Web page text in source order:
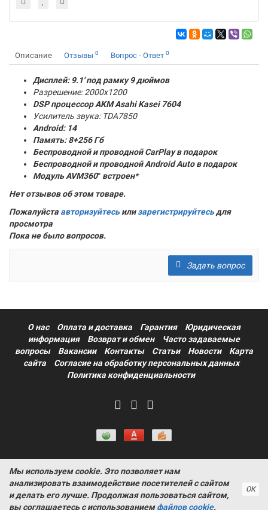
Описание Отзывы 0 Вопрос - Ответ 0
Дисплей: 9.1' под рамку 9 дюймов
Разрешение: 2000x1200
DSP процессор AKM Asahi Kasei 7604
Усилитель звука: TDA7850
Android: 14
Память:8+256 Гб
Беспроводной и проводной CarPlay в подарок
Беспроводной и проводной Android Auto в подарок
Модуль AVM360° встроен*
Нет отзывов об этом товаре.
Пожалуйста авторизуйтесьилизарегистрируйтесьдля
просмотра
Пока не было вопросов.
Задать вопрос
О нас Оплата и доставка Гарантия
Юридическая
информация
Возврат и обмен
Часто задаваемые
вопросы
Вакансии Контакты Статьи Новости
Карта
сайта
Согласие на обработку персональных данных
Политика конфиденциальности
Информация на сайте носит ознакомительный характер и не
является публичной офертой, определяемой положениями
статьи 437 Гражданского кодекса РФ ProtectAuto © 2011-
2026
Мы используем cookie. Это позволяет нам
анализировать взаимодействие посетителей с сайтом
и делать его лучше. Продолжая пользоваться сайтом,
вы соглашаетесь с использованиемфайлов cookie.
ОК